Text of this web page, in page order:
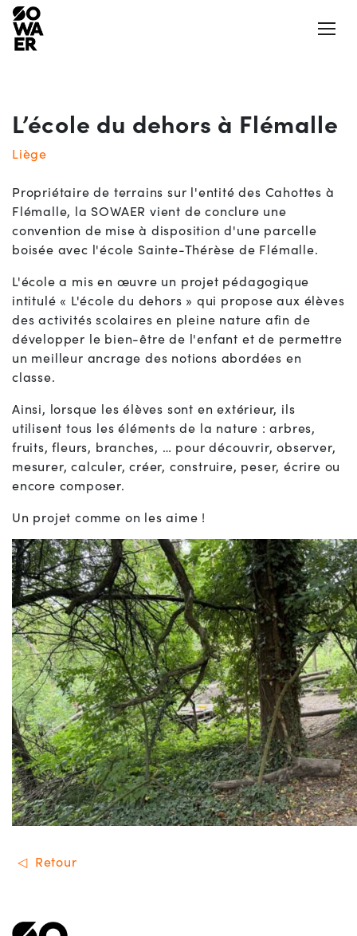
Ouvrir
Actualités
Jobs
Notre Appli
LinkedIn
Nos logements
La SOWAER
Actions et projets citoyens
L’école du dehors à Flémalle
Liège
Propriétaire de terrains sur l'entité des Cahottes à
Flémalle, la SOWAER vient de conclure une
convention de mise à disposition d'une parcelle
boisée avec l'école Sainte-Thérèse de Flémalle.
L'école a mis en œuvre un projet pédagogique
intitulé « L'école du dehors » qui propose aux élèves
des activités scolaires en pleine nature afin de
développer le bien-être de l'enfant et de permettre
un meilleur ancrage des notions abordées en
classe.
Ainsi, lorsque les élèves sont en extérieur, ils
utilisent tous les éléments de la nature : arbres,
fruits, fleurs, branches, … pour découvrir, observer,
mesurer, calculer, créer, construire, peser, écrire ou
encore composer.
Un projet comme on les aime !
Retour